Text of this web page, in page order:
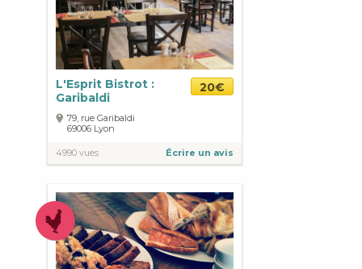
L'Esprit Bistrot :
Garibaldi
20€
79, rue Garibaldi
69006 Lyon
4990 vues Écrire un avis